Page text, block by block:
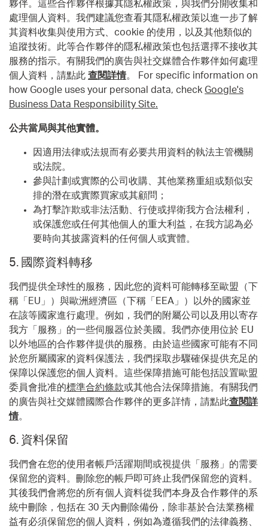
夥伴。這些合作夥伴根據其隱私權政策，與我們分開收集和
處理個人資料。我們建議您查看其隱私權政策以進一步了解
其資料收集與使用方式、cookie 的使用，以及其他類似的
追蹤技術。此等合作夥伴的隱私權政策也包括選擇不接收其
服務的指示。有關我們的廣告與社交媒體合作夥伴如何處理
個人資料，請點此 查閱詳情。
For specific information on
how Google uses your personal data, check Google's
Business Data Responsibility Site.
公共當局與其他實體。
因適用法律或法規而有必要共用資料的執法主管機關
或法院。
參與計劃或實際的公司收購、其他業務重組或類似安
排的潛在或實際買家或其顧問；
為打擊詐欺或非法活動、行使或捍衛我方合法權利，
或保護您或任何其他個人的重大利益，在我方認為必
要時向其披露資料的任何個人或實體。
5. 國際資料轉移
我們提供全球性的服務，因此您的資料可能轉移至歐盟（下
稱「EU」）與歐洲經濟區（下稱「EEA」）以外的國家並
在該等國家進行處理。例如，我們的附屬公司以及用以寄存
我方「服務」的一些伺服器位於美國。我們亦使用位於 EU
以外地區的合作夥伴提供的服務。由於這些國家可能有不同
於您所屬國家的資料保護法，我們採取步驟確保提供充足的
保障以保護您的個人資料。這些保障措施可能包括設置歐盟
委員會批准的標準合約條款或其他合法保障措施。有關我們
的廣告與社交媒體國際合作夥伴的更多詳情，請點此查閱詳
情。
6. 資料保留
我們會在您的使用者帳戶活躍期間或視提供「服務」的需要
保留您的資料。刪除您的帳戶即可終止我們保留您的資料。
其後我們會將您的所有個人資料從我們本身及合作夥伴的系
統中刪除，包括在 30 天內刪除備份，除非基於合法業務權
益有必須保留您的個人資料，例如為遵循我們的法律義務、